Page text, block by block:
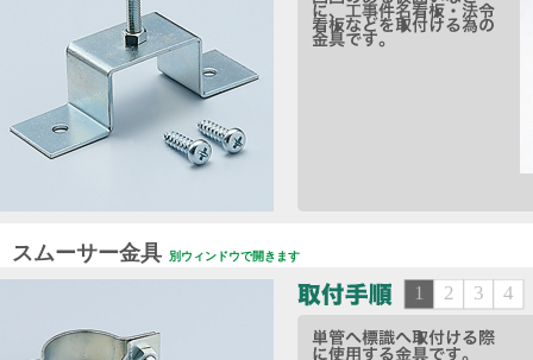
スムーサー金具 別ウィンドウで開きます